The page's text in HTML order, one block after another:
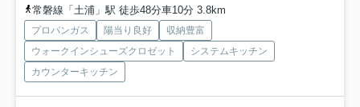
常磐線「土浦」駅 徒歩48分車10分 3.8km
プロパンガス 陽当り良好
収納豊富
ウォークインシューズクロゼット
システムキッチン
カウンターキッチン